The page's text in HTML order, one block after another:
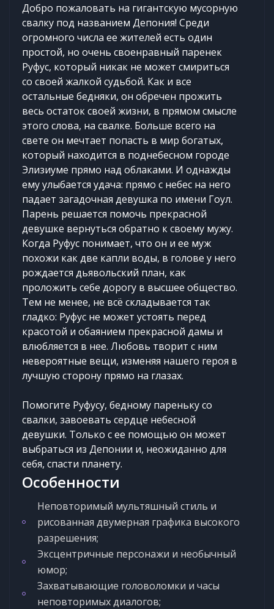
Добро пожаловать на гигантскую мусорную
свалку под названием Депония! Среди
огромного числа ее жителей есть один
простой, но очень своенравный паренек
Руфус, который никак не может смириться
со своей жалкой судьбой. Как и все
остальные бедняки, он обречен прожить
весь остаток своей жизни, в прямом смысле
этого слова, на свалке. Больше всего на
свете он мечтает попасть в мир богатых,
который находится в поднебесном городе
Элизиуме прямо над облаками. И однажды
ему улыбается удача: прямо с небес на него
падает загадочная девушка по имени Гоул.
Парень решается помочь прекрасной
девушке вернуться обратно к своему мужу.
Когда Руфус понимает, что он и ее муж
похожи как две капли воды, в голове у него
рождается дьявольский план, как
проложить себе дорогу в высшее общество.
Тем не менее, не всё складывается так
гладко: Руфус не может устоять перед
красотой и обаянием прекрасной дамы и
влюбляется в нее. Любовь творит с ним
невероятные вещи, изменяя нашего героя в
лучшую сторону прямо на глазах.
Помогите Руфусу, бедному пареньку со
свалки, завоевать сердце небесной
девушки. Только с ее помощью он может
выбраться из Депонии и, неожиданно для
себя, спасти планету.
Особенности
Неповторимый мультяшный стиль и
рисованная двумерная графика высокого
разрешения;
Эксцентричные персонажи и необычный
юмор;
Захватывающие головоломки и часы
неповторимых диалогов;